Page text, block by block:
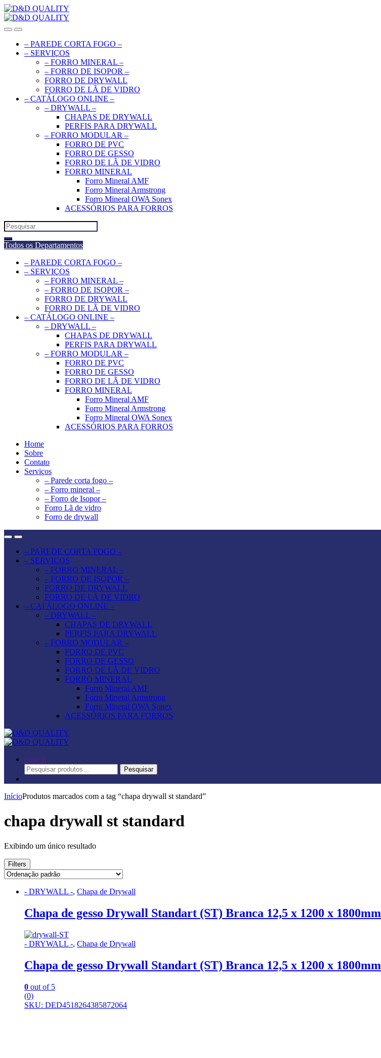
Skip
to
navigation
Skip
to
content
– PAREDE CORTA FOGO –
– SERVIÇOS
– FORRO MINERAL –
– FORRO DE ISOPOR –
FORRO DE DRYWALL
FORRO DE LÃ DE VIDRO
– CATÁLOGO ONLINE –
– DRYWALL –
CHAPAS DE DRYWALL
PERFIS PARA DRYWALL
– FORRO MODULAR –
FORRO DE PVC
FORRO DE GESSO
FORRO DE LÃ DE VIDRO
FORRO MINERAL
Forro Mineral AMF
Forro Mineral Armstrong
Forro Mineral OWA Sonex
ACESSÓRIOS PARA FORROS
Search
for:
Todos os Departamentos
– PAREDE CORTA FOGO –
– SERVIÇOS
– FORRO MINERAL –
– FORRO DE ISOPOR –
FORRO DE DRYWALL
FORRO DE LÃ DE VIDRO
– CATÁLOGO ONLINE –
– DRYWALL –
CHAPAS DE DRYWALL
PERFIS PARA DRYWALL
– FORRO MODULAR –
FORRO DE PVC
FORRO DE GESSO
FORRO DE LÃ DE VIDRO
FORRO MINERAL
Forro Mineral AMF
Forro Mineral Armstrong
Forro Mineral OWA Sonex
ACESSÓRIOS PARA FORROS
Home
Sobre
Contato
Serviços
– Parede corta fogo –
– Forro mineral –
– Forro de Isopor –
Forro Lã de vidro
Forro de drywall
– PAREDE CORTA FOGO –
– SERVIÇOS
– FORRO MINERAL –
– FORRO DE ISOPOR –
FORRO DE DRYWALL
FORRO DE LÃ DE VIDRO
– CATÁLOGO ONLINE –
– DRYWALL –
CHAPAS DE DRYWALL
PERFIS PARA DRYWALL
– FORRO MODULAR –
FORRO DE PVC
FORRO DE GESSO
FORRO DE LÃ DE VIDRO
FORRO MINERAL
Forro Mineral AMF
Forro Mineral Armstrong
Forro Mineral OWA Sonex
ACESSÓRIOS PARA FORROS
Search
Pesquisar
por:
Pesquisar
InícioProdutos marcados com a tag “chapa drywall st standard”
chapa drywall st standard
Exibindo um único resultado
Filters
- DRYWALL -, Chapa de Drywall
Chapa de gesso Drywall Standart (ST) Branca 12,5 x 1200 x 1800mm
- DRYWALL -, Chapa de Drywall
Chapa de gesso Drywall Standart (ST) Branca 12,5 x 1200 x 1800mm
0 out of 5
(0)
SKU: DED4518264385872064